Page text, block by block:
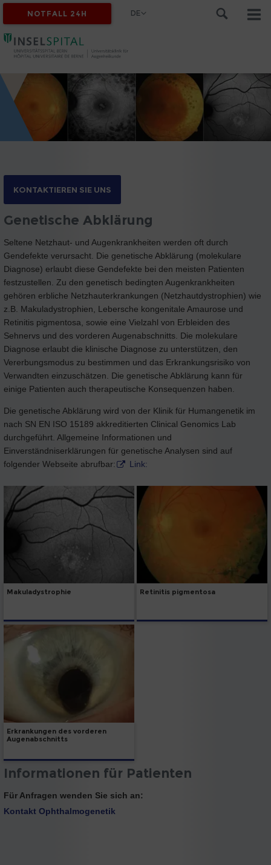
NOTFALL 24H DE
KONTAKTIEREN SIE UNS
Genetische Abklärung
Seltene Netzhaut- und Augenkrankheiten werden oft durch
Gendefekte verursacht. Die genetische Abklärung (molekulare
Diagnose) erlaubt diese Gendefekte bei den meisten Patienten
festzustellen. Zu den genetisch bedingten Augenkrankheiten
gehören erbliche Netzhauterkrankungen (Netzhautdystrophien) wie
z.B. Makuladystrophien, Lebersche kongenitale Amaurose und
Retinitis pigmentosa, sowie eine Vielzahl von Erbleiden des
Sehnervs und des vorderen Augenabschnitts. Die molekulare
Diagnose erlaubt die klinische Diagnose zu unterstützen, den
Vererbungsmodus zu bestimmen und das Erkrankungsrisiko von
Verwandten einzuschätzen. Die genetische Abklärung kann für
einige Patienten auch therapeutische Konsequenzen haben.
Die genetische Abklärung wird von der Klinik für Humangenetik im
nach SN EN ISO 15189 akkreditierten Clinical Genomics Lab
durchgeführt. Allgemeine Informationen und
Einverständniserklärungen für genetische Analysen sind auf
folgender Webseite abrufbar:
Link:
Makuladystrophie Retinitis pigmentosa
Erkrankungen des vorderen
Augenabschnitts
Informationen für Patienten
Für Anfragen wenden Sie sich an:
Kontakt Ophthalmogenetik